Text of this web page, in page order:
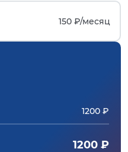
150 ₽/месяц
1200 ₽
1200 ₽